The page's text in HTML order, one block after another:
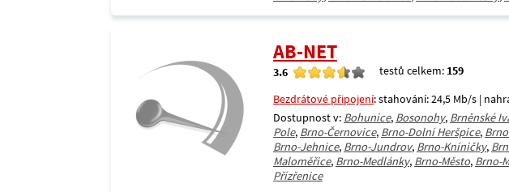
AB-NET
3.6 testů celkem: 159
Bezdrátové připojení: stahování: 24,5 Mb/s |
Dostupnost v: Bohunice, Bosonohy, Brněnské
Pole, Brno-Černovice, Brno-Dolní Heršpice,
Brno-Jehnice, Brno-Jundrov, Brno-Kníničky,
Maloměřice, Brno-Medlánky, Brno-Město, Brno-
Přízřenice